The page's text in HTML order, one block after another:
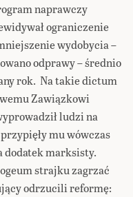
naprawczy
ograniczenie
wydobycia –
odprawy – średnio
rok. Na takie dictum
Zawiązkowi
ludzi na
mu wówczas
dodatek marksisty.
strajku zagrzać
odrzucili reformę: